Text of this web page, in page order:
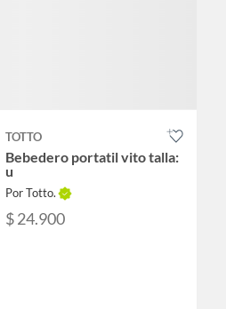
TOTTO
Bebedero portatil vito talla:
u
Por Totto.
$ 24.900